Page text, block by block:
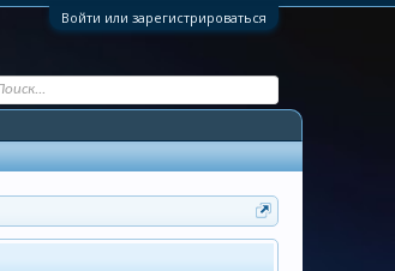
Войти или зарегистрироваться